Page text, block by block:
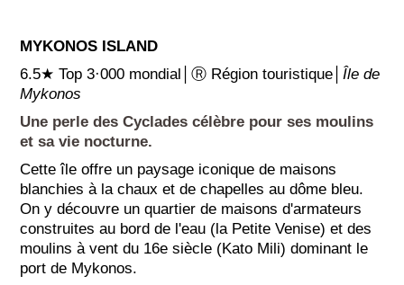
MYKONOS ISLAND
6.5★ Top 3·000 mondial│Ⓡ Région touristique│Île de
Mykonos
Une perle des Cyclades célèbre pour ses moulins
et sa vie nocturne.
Cette île offre un paysage iconique de maisons
blanchies à la chaux et de chapelles au dôme bleu.
On y découvre un quartier de maisons d'armateurs
construites au bord de l'eau (la Petite Venise) et des
moulins à vent du 16e siècle (Kato Mili) dominant le
port de Mykonos.